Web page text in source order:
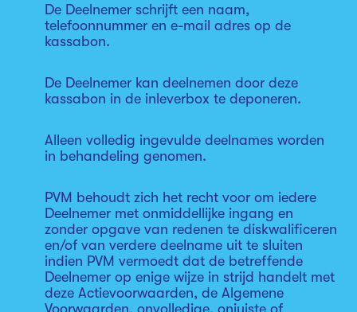
De Deelnemer schrijft een naam,
telefoonnummer en e-mail adres op de
kassabon.
De Deelnemer kan deelnemen door deze
kassabon in de inleverbox te deponeren.
Alleen volledig ingevulde deelnames worden
in behandeling genomen.
PVM behoudt zich het recht voor om iedere
Deelnemer met onmiddellijke ingang en
zonder opgave van redenen te diskwalificeren
en/of van verdere deelname uit te sluiten
indien PVM vermoedt dat de betreffende
Deelnemer op enige wijze in strijd handelt met
deze Actievoorwaarden, de Algemene
Voorwaarden, onvolledige, onjuiste of